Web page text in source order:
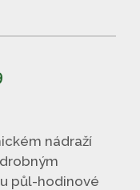
nádraží
půl-hodinové